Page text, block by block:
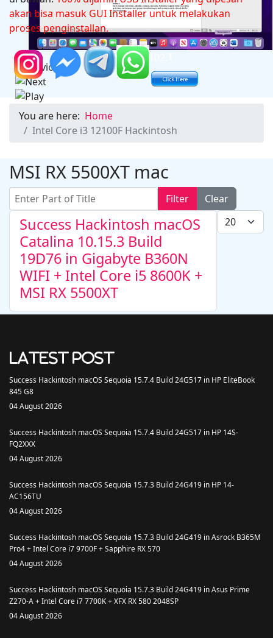
Microsoft Office 2024 v16.102.1
akan bisa masuk GUI Installer untuk melakukan
proses penginstallan.
You are here: Home
Intel Core i3 12100F Hackintosh
MSI RX 5500XT mac
Enter Part of Title Filter
Clear
Display #
Success Hackintosh macOS
Catalina 10.15.3 Build
19D76 in Gigabyte B360N
WIFI + Intel Core i5 8600K +
MSI RX 5500XT
Latest Post
Success Hackintosh macOS Sequoia 15.7.4 Build 24G517 in HP EliteBook
845 G8
04 August 2026
Success Hackintosh macOS Sequoia 15.7.4 Build 24G517 in HP 14S-
FQ2XXX
04 August 2026
Success Hackintosh macOS Sequoia 15.7.3 Build 24G419 in HP 14-
AC156TU
04 August 2026
Success Hackintosh macOS Sequoia 15.7.3 Build 24G419 in Asrock B365M
Pro4 + Intel Core i7 9700F + Sapphire RX 570
04 August 2026
Success Hackintosh macOS Sequoia 15.7.3 Build 24G419 in Asus Prime
Z270-A + Intel Core i7 7700K + XFX RX 580 2048SP
04 August 2026